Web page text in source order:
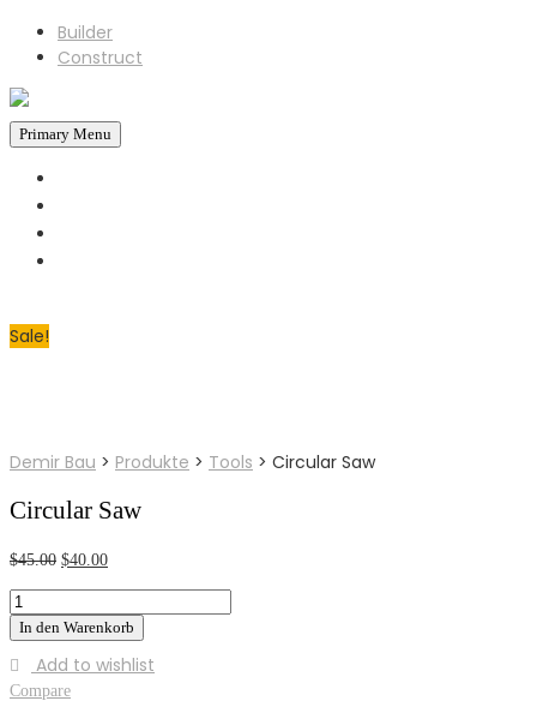
Builder
Construct
Primary Menu
Sale!
Demir Bau > Produkte > Tools > Circular Saw
Circular Saw
$45.00 Ursprünglicher
war:
$45.00
$40.00Aktueller
ist:
$40.00.
Circular
Saw
In den Warenkorb
Add to wishlist
Compare